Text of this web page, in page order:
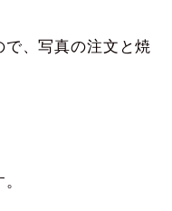
、写真の注文と焼